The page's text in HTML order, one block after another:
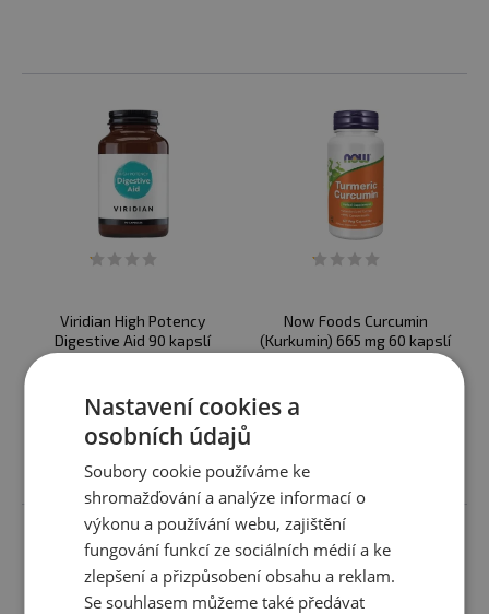
Viridian High Potency
Digestive Aid 90 kapslí
Momentálně nedostupné
Now Foods Curcumin
(Kurkumin) 665 mg 60 kapslí
Momentálně nedostupné
Nastavení cookies a
osobních údajů
Soubory cookie používáme ke
shromažďování a analýze informací o
výkonu a používání webu, zajištění
fungování funkcí ze sociálních médií a ke
zlepšení a přizpůsobení obsahu a reklam.
Se souhlasem můžeme také předávat